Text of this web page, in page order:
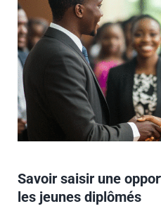
Savoir saisir une
les jeunes diplômés